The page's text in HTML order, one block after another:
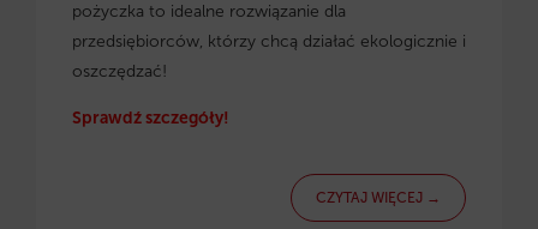
pożyczka to idealne rozwiązanie dla
przedsiębiorców, którzy chcą działać ekologicznie i
oszczędzać!
Sprawdź szczegóły!
CZYTAJ WIĘCEJ →